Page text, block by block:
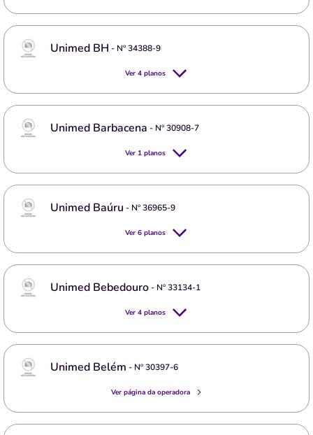
Unimed BH - Nº34388-9
Ver 4 planos
Unimed Barbacena - Nº30908-7
Ver 1 planos
Unimed Baúru - Nº36965-9
Ver 6 planos
Unimed Bebedouro- Nº33134-1
Ver 4 planos
Unimed Belém - Nº30397-6
Ver página da operadora